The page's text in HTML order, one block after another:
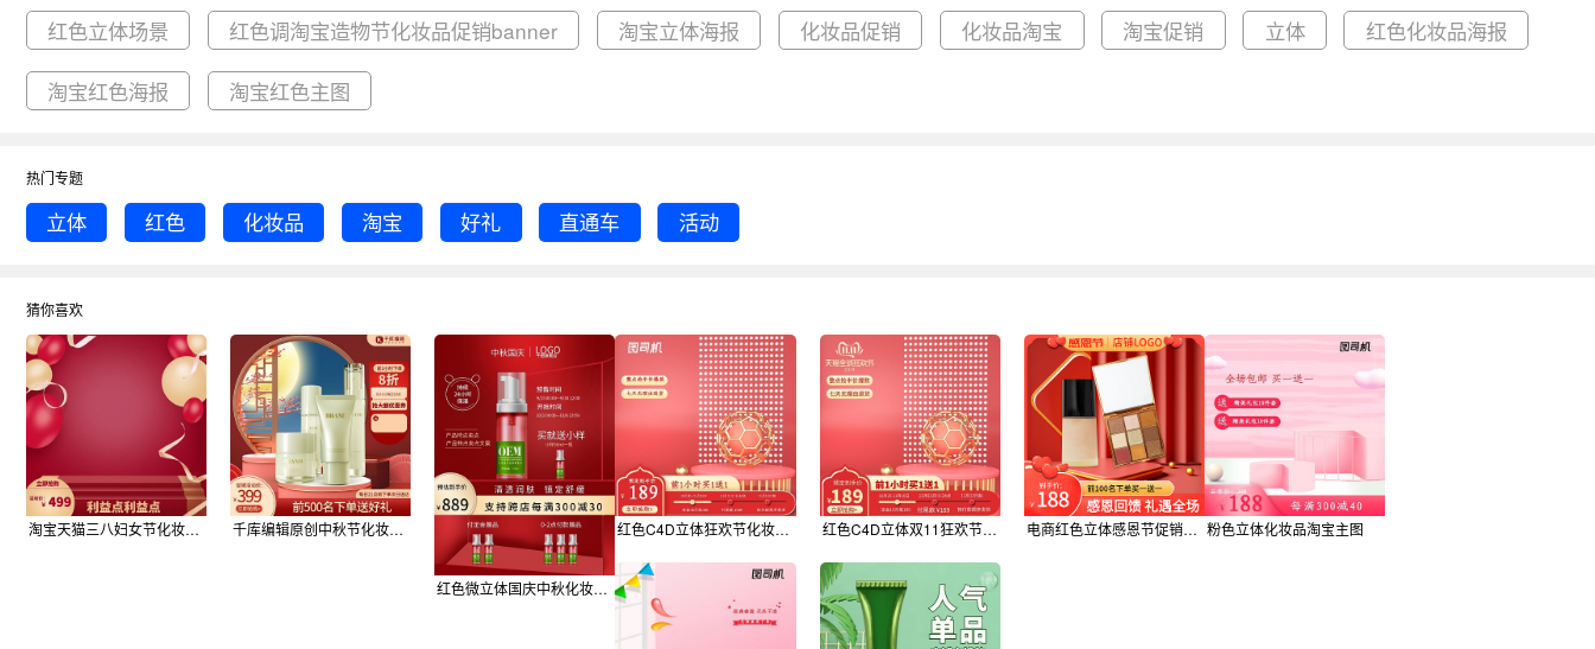
红色立体场景 红色调淘宝造物节化妆品促销banner 淘宝立体海报 化妆品促销 化妆品淘宝 淘宝促销 立体 红色化妆品海报
淘宝红色海报 淘宝红色主图
热门专题
立体 红色 化妆品 淘宝 好礼 直通车 活动
猜你喜欢
淘宝天猫三八妇女节化妆品红色立体主图 千库编辑原创中秋节化妆品红色立体促销主图
红色微立体国庆中秋化妆品促销主图
红色C4D立体狂欢节化妆品促销主图 红色C4D立体双11狂欢节化妆品促销主图 电商红色立体感恩节促销感恩回馈化妆品主图 粉色立体化妆品淘宝主图